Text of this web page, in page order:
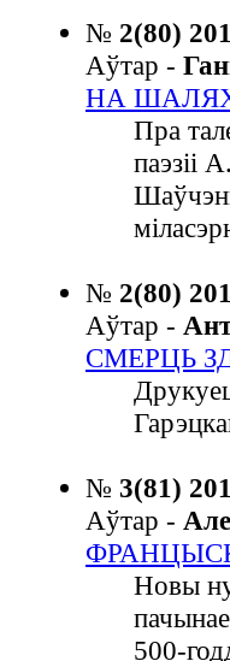
№ 2(80)
Аўтар -
НА ШАЛЯХ
Пра
паэзіі
№ 2(80)
Аўтар -
СМЕРЦЬ
№ 3(81)
Аўтар -
Новы
500-